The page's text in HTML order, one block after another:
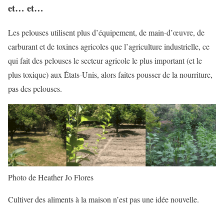
et… et…
Les pelouses utilisent plus d’équipement, de main-d’œuvre, de
carburant et de toxines agricoles que l’agriculture industrielle, ce
qui fait des pelouses le secteur agricole le plus important (et le
plus toxique) aux États-Unis, alors faites pousser de la nourriture,
pas des pelouses.
Photo de Heather Jo Flores
Cultiver des aliments à la maison n’est pas une idée nouvelle.